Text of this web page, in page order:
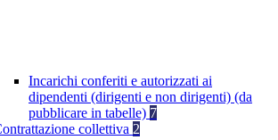
Incarichi conferiti e autorizzati ai
dipendenti (dirigenti e non dirigenti) (da
pubblicare in tabelle) 7
collettiva 2